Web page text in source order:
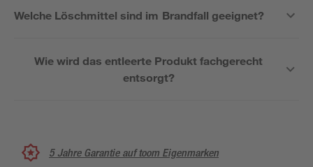
Welche Löschmittel sind im Brandfall geeignet?
Wie wird das entleerte Produkt fachgerecht
entsorgt?
5 Jahre Garantie auf toom Eigenmarken